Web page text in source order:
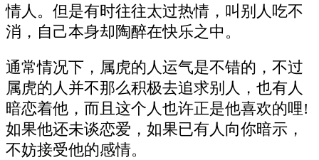
情人。但是有时往往太过热情，叫别人吃不
消，自己本身却陶醉在快乐之中。
通常情况下，属虎的人运气是不错的，不过
属虎的人并不那么积极去追求别人，也有人
暗恋着他，而且这个人也许正是他喜欢的哩!
如果他还未谈恋爱，如果已有人向你暗示，
不妨接受他的感情。